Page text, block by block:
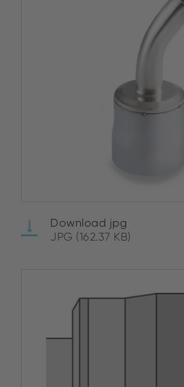
Download jpg
JPG (162.37 KB)